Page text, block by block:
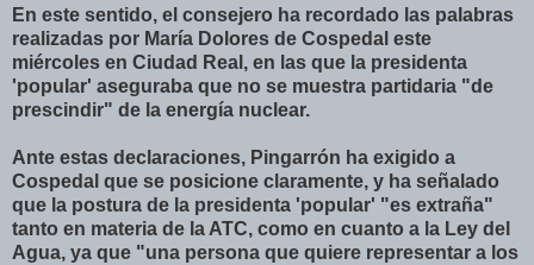
En este sentido, el consejero ha recordado las palabras
realizadas por María Dolores de Cospedal este
miércoles en Ciudad Real, en las que la presidenta
'popular' aseguraba que no se muestra partidaria "de
prescindir" de la energía nuclear.
Ante estas declaraciones, Pingarrón ha exigido a
Cospedal que se posicione claramente, y ha señalado
que la postura de la presidenta 'popular' "es extraña"
tanto en materia de la ATC, como en cuanto a la Ley del
Agua, ya que "una persona que quiere representar a los